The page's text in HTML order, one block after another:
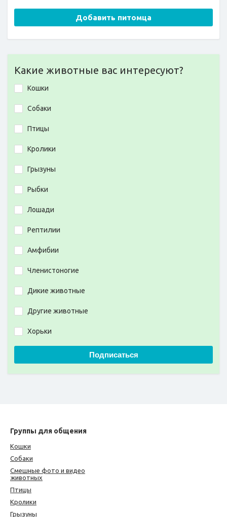
Добавить питомца
Какие животные вас интересуют?
Кошки
Собаки
Птицы
Кролики
Грызуны
Рыбки
Лошади
Рептилии
Амфибии
Членистоногие
Дикие животные
Другие животные
Хорьки
Подписаться
Группы для общения
Кошки
Собаки
Смешные фото и видео
животных
Птицы
Кролики
Грызуны